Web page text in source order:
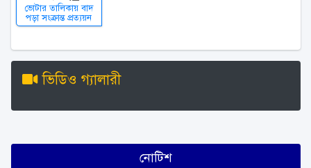
নোটিশ
ভোটার তালিকায় বাদ
পড়া সংক্রান্ত প্রত্যয়ন
ভিডিও গ্যালারী